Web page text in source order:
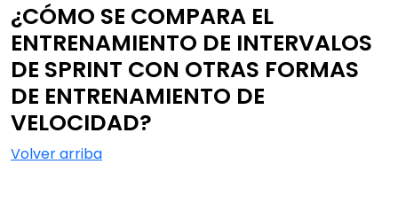
¿CÓMO SE COMPARA EL
ENTRENAMIENTO DE INTERVALOS
DE SPRINT CON OTRAS FORMAS
DE ENTRENAMIENTO DE
VELOCIDAD?
Volver arriba